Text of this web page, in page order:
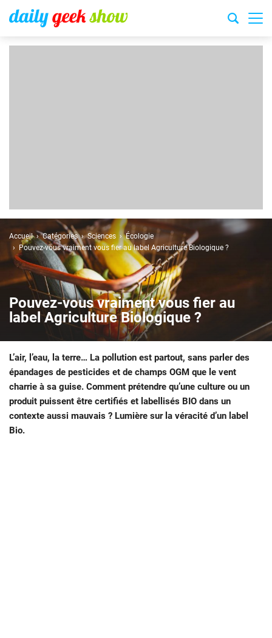
Accueil Catégories Sciences
Écologie
Pouvez-vous vraiment vous fier au label Agriculture Biologique ?
Pouvez-vous vraiment vous fier au
label Agriculture Biologique ?
L’air, l’eau, la terre… La pollution est partout, sans parler des
épandages de pesticides et de champs OGM que le vent
charrie à sa guise. Comment prétendre qu’une culture ou un
produit puissent être certifiés et labellisés BIO dans un
contexte aussi mauvais ? Lumière sur la véracité d’un label
Bio.